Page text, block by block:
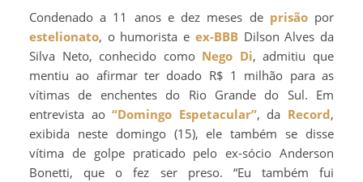
Condenado a 11 anos e dez meses de prisãopor
estelionato, o humorista e ex-BBBDilson Alves da
Silva Neto, conhecido como Nego Di, admitiu que
mentiu ao afirmar ter doado R$ 1 milhão para as
vítimas de enchentes do Rio Grande do Sul. Em
entrevista ao“Domingo Espetacular”, da Record,
exibida neste domingo (15), ele também se disse
vítima de golpe praticado pelo ex-sócio Anderson
Bonetti, que o fez ser preso. “Eu também fui